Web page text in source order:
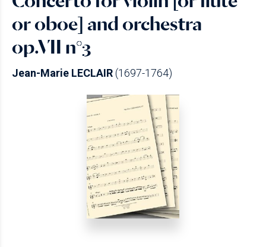
or oboe] and orchestra
op.VII n°3
Jean-Marie LECLAIR(1697-1764)